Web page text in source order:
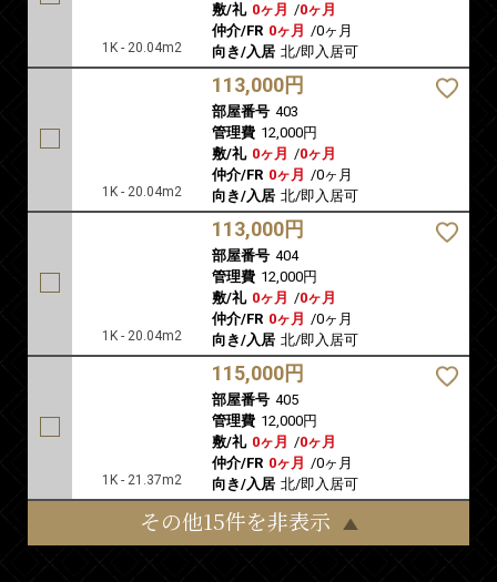
1K - 20.04m2
敷/礼 0ヶ月 /0ヶ月
仲介/FR 0ヶ月 /0ヶ月
向き/入居 北/即入居可
1K - 20.04m2
113,000円
部屋番号 403
管理費 12,000円
敷/礼 0ヶ月 /0ヶ月
仲介/FR 0ヶ月 /0ヶ月
向き/入居 北/即入居可
1K - 20.04m2
113,000円
部屋番号 404
管理費 12,000円
敷/礼 0ヶ月 /0ヶ月
仲介/FR 0ヶ月 /0ヶ月
向き/入居 北/即入居可
1K - 21.37m2
115,000円
部屋番号 405
管理費 12,000円
敷/礼 0ヶ月 /0ヶ月
仲介/FR 0ヶ月 /0ヶ月
向き/入居 北/即入居可
その他15件を非表示